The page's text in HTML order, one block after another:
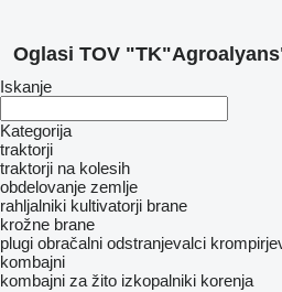
Oglasi TOV
Iskanje
Kategorija
traktorji
traktorji na kolesih
obdelovanje zemlje
rahljalniki kultivatorji brane
krožne brane
plugi obračalni odstranjevalci
kombajni
kombajni za žito izkopalniki korenja